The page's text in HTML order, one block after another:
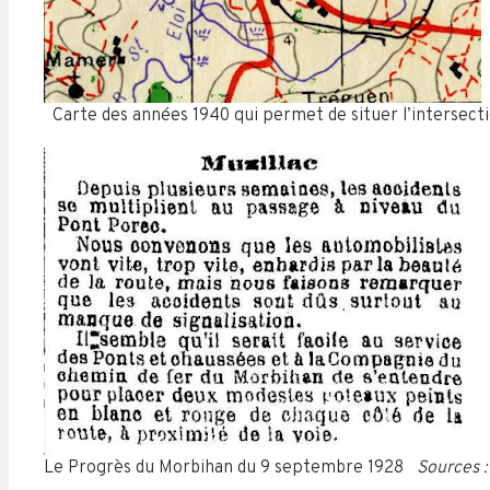
Carte des années 1940 qui permet de situer
Le Progrès du Morbihan du 9 septembre 1928 Sources